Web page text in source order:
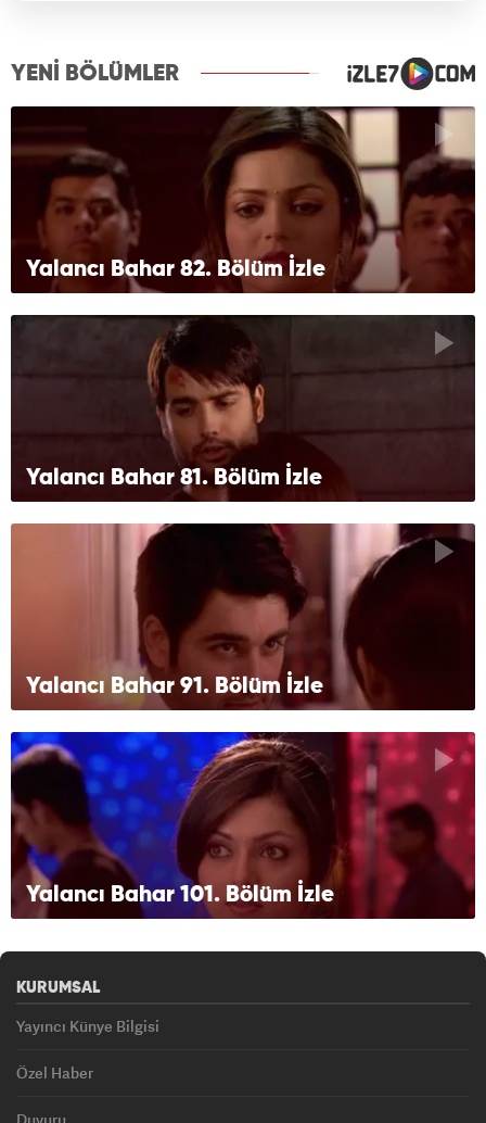
YENİ BÖLÜMLER
Yalancı Bahar 82. Bölüm İzle
Yalancı Bahar 81. Bölüm İzle
Yalancı Bahar 91. Bölüm İzle
Yalancı Bahar 101. Bölüm İzle
KURUMSAL
Yayıncı Künye Bilgisi
Özel Haber